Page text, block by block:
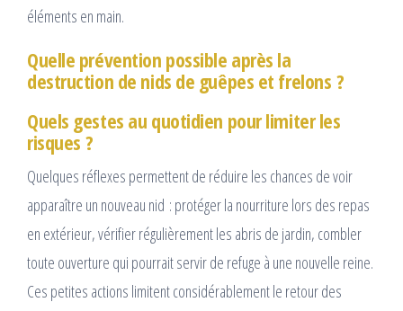
éléments en main.
Quelle prévention possible après la
destruction de nids de guêpes et frelons ?
Quels gestes au quotidien pour limiter les
risques ?
Quelques réflexes permettent de réduire les chances de voir
apparaître un nouveau nid : protéger la nourriture lors des repas
en extérieur, vérifier régulièrement les abris de jardin, combler
toute ouverture qui pourrait servir de refuge à une nouvelle reine.
Ces petites actions limitent considérablement le retour des